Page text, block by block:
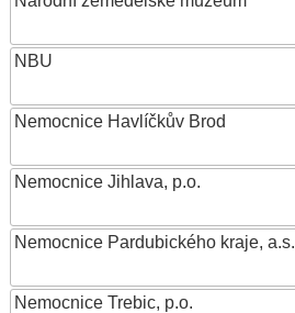
NBU
Nemocnice Havlíčkův Brod
Nemocnice Jihlava, p.o.
Nemocnice Pardubického kraje, a.s.
Nemocnice Trebic, p.o.